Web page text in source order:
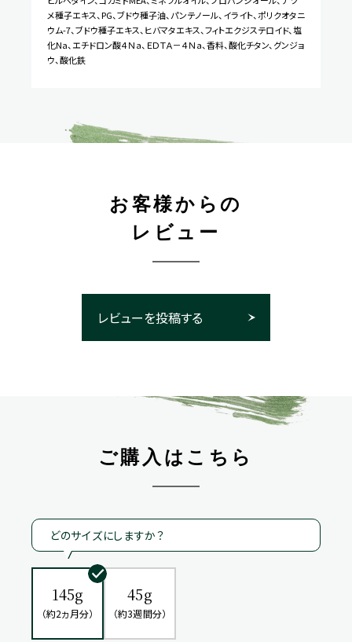
メ種子エキス、PG、ブドウ種子油、パンテノール、イライト、ポリクオタニ
ウム-7、ブドウ種子エキス、ヒバマタエキス、フィトエクジステロイド、塩
化Na、エチドロン酸４Ｎａ、ＥＤＴＡ－４Ｎａ、香料、酸化チタン、グンジョ
ウ、酸化鉄
お客様からの
レビュー
レビューを投稿する
ご購入はこちら
どのサイズにしますか？
145g
（約2ヵ月分）
45g
（約3週間分）